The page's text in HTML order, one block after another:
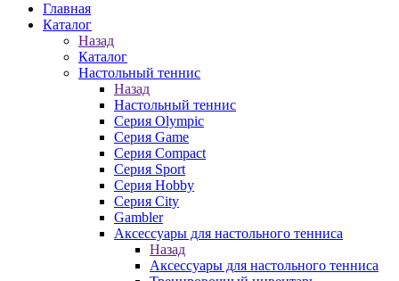
Главная
Каталог
Назад
Каталог
Настольный теннис
Назад
Настольный теннис
Серия Olympic
Серия Game
Серия Compact
Серия Sport
Серия Hobby
Серия City
Gambler
Аксессуары для настольного тенниса
Назад
Аксессуары для настольного тенниса